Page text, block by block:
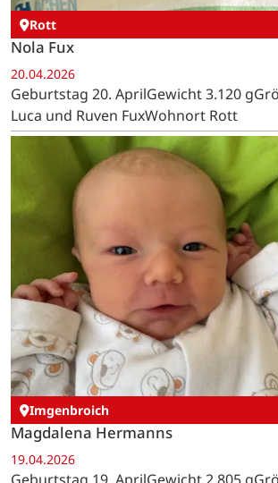
Rott
Nola Fux
20.04.2026
Geburtstag 20. AprilGewicht 3.120
Luca und Ruven FuxWohnort Rott
Imgenbroich
Magdalena Hermanns
19.04.2026